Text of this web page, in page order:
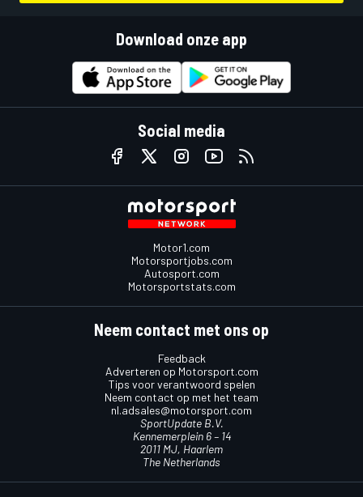
Download onze app
Social media
Motor1.com
Motorsportjobs.com
Autosport.com
Motorsportstats.com
Neem contact met ons op
Feedback
Adverteren op Motorsport.com
Tips voor verantwoord spelen
Neem contact op met het team
nl.adsales@motorsport.com
SportUpdate B.V.
Kennemerplein 6 – 14
2011 MJ, Haarlem
The Netherlands